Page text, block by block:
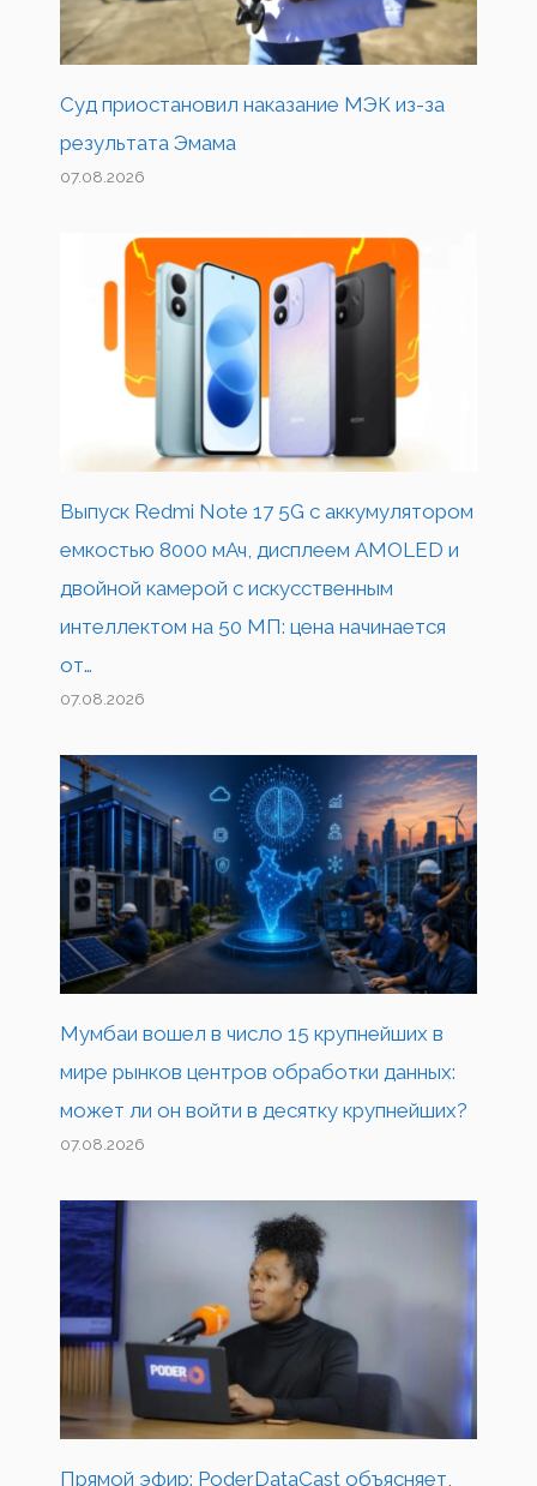
Суд приостановил наказание МЭК из-за
результата Эмама
07.08.2026
Выпуск Redmi Note 17 5G с аккумулятором
емкостью 8000 мАч, дисплеем AMOLED и
двойной камерой с искусственным
интеллектом на 50 МП: цена начинается
от…
07.08.2026
Мумбаи вошел в число 15 крупнейших в
мире рынков центров обработки данных:
может ли он войти в десятку крупнейших?
07.08.2026
Прямой эфир: PoderDataCast объясняет,